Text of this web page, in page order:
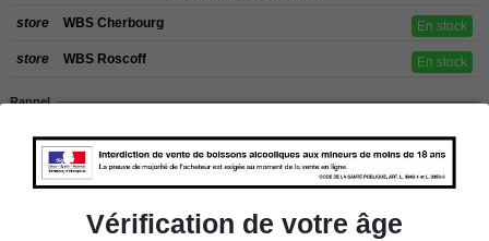
store WBS Cherbourg En stock
store WBS Roscoff En stock
Rappel
clients de l’étranger, retrait sur place dans nos magasins de ROSCOFF ou
CHERBOURG.
Vérification de votre âge